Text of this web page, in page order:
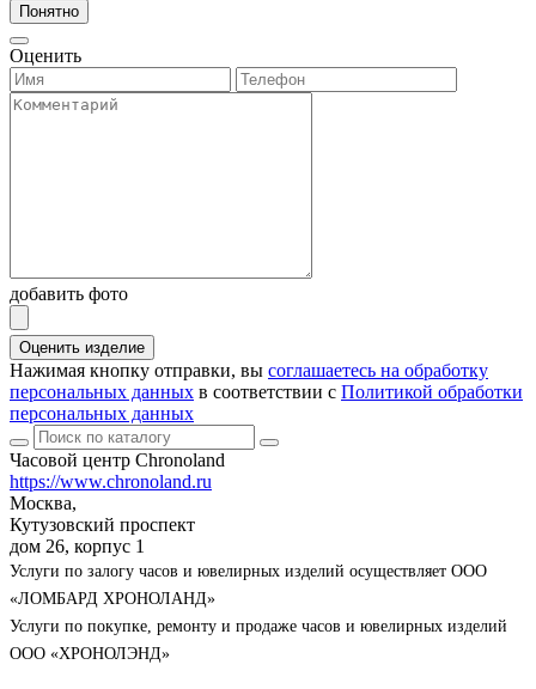
Понятно
Оценить
добавить фото
Оценить изделие
Нажимая кнопку отправки, вы соглашаетесь на обработку
персональных данных в соответствии с Политикой обработки
персональных данных
Часовой центр Chronoland
https://www.chronoland.ru
Москва,
Кутузовский проспект
дом 26, корпус 1
Услуги по залогу часов и ювелирных изделий осуществляет ООО
«ЛОМБАРД ХРОНОЛАНД»
Услуги по покупке, ремонту и продаже часов и ювелирных изделий
ООО «ХРОНОЛЭНД»